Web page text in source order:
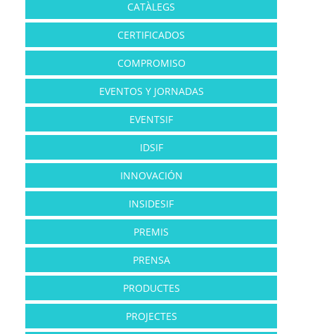
CATÀLEGS
CERTIFICADOS
COMPROMISO
EVENTOS Y JORNADAS
EVENTSIF
IDSIF
INNOVACIÓN
INSIDESIF
PREMIS
PRENSA
PRODUCTES
PROJECTES